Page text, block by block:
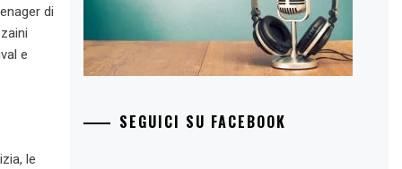
di
e
le
SEGUICI SU FACEBOOK